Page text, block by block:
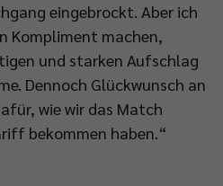
eingebrockt. Aber ich
Kompliment machen,
und starken Aufschlag
Dennoch Glückwunsch an
wie wir das Match
bekommen haben.“